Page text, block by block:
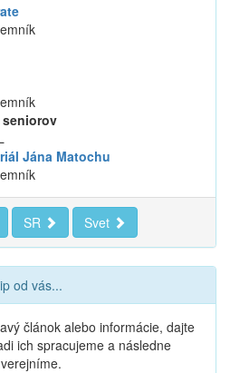
Jána Matochu
SR Svet
od vás...
článok alebo informácie, dajte
ich spracujeme a následne